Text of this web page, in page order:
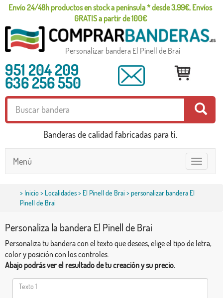
Envío 24/48h productos en stock a península * desde 3,99€, Envíos
GRATIS a partir de 100€
Personalizar bandera El Pinell de Brai
951 204 209
636 256 550
Banderas de calidad fabricadas para ti.
Toggle
navigation
Menú
> Inicio> Localidades> El Pinell de Brai > personalizar bandera El
Pinell de Brai
Personaliza la bandera El Pinell de Brai
Personaliza tu bandera con el texto que desees, elige el tipo de letra,
color y posición con los controles.
Abajo podrás ver el resultado de tu creación y su precio.